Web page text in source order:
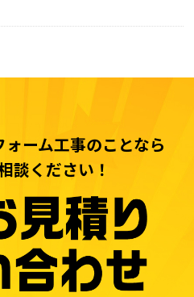
ーム工事のことなら
談ください！